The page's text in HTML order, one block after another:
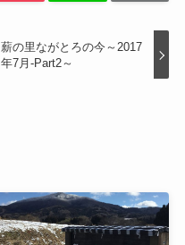
薪の里ながとろの今～2017
年7月-Part2～